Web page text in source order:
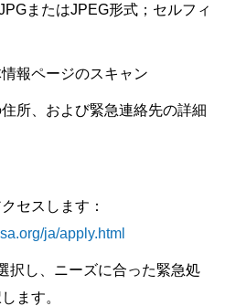
またはJPEG形式；セルフィ
報ページのスキャン
所、および緊急連絡先の詳細
セスします：
ja/apply.html
択し、ニーズに合った緊急処
ます。